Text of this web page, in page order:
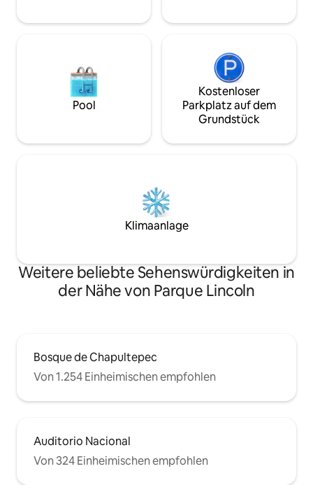
Familien (Babybett und Hochstuhl auf
Pool
Kostenloser
Parkplatz auf dem
Grundstück
Klimaanlage
Weitere beliebte Sehenswürdigkeiten in
der Nähe von Parque Lincoln
Bosque de Chapultepec
Von 1.254 Einheimischen empfohlen
Auditorio Nacional
Von 324 Einheimischen empfohlen